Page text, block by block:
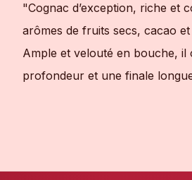
"Cognac d’exception, riche et
arômes de fruits secs, cacao
Ample et velouté en bouche, il
profondeur et une finale